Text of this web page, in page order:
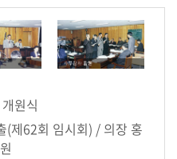
원식
(제62회 임시회) / 의장 홍